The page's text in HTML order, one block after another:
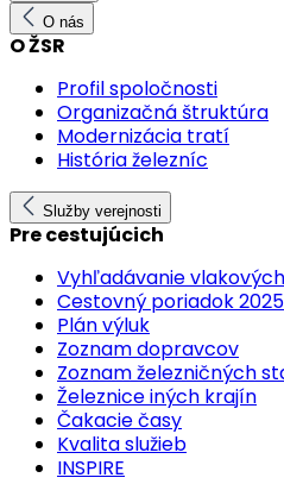
O nás
O ŽSR
Profil spoločnosti
Organizačná štruktúra
Modernizácia tratí
História železníc
Služby verejnosti
Pre cestujúcich
Vyhľadávanie
Cestovný poriadok
Plán výluk
Zoznam dopravcov
Zoznam železničných
Železnice iných krajín
Čakacie časy
Kvalita služieb
INSPIRE